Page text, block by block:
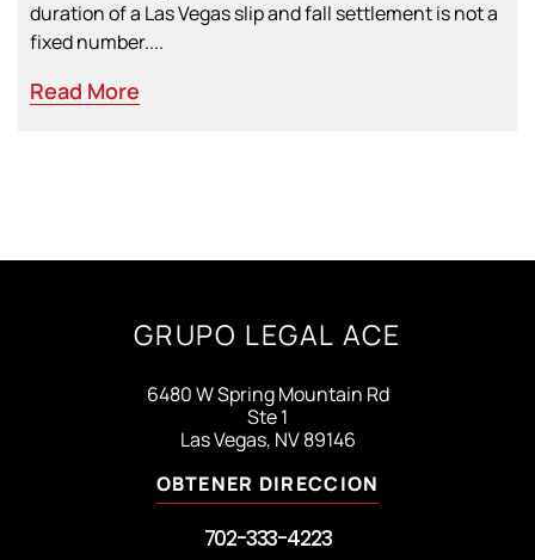
duration of a Las Vegas slip and fall settlement is not a
fixed number....
Read More
GRUPO LEGAL ACE
6480 W Spring Mountain Rd
Ste 1
Las Vegas, NV 89146
OBTENER DIRECCION
702-333-4223